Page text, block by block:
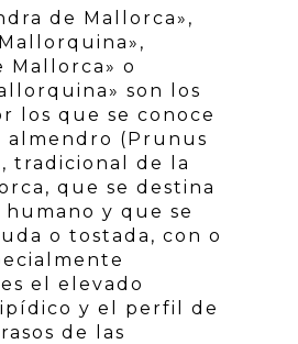
de Mallorca»,
Mallorca» o
son los
los que se conoce
(Prunus
tradicional de la
que se destina
y que se
o tostada, con o
el elevado
y el perfil de
de las